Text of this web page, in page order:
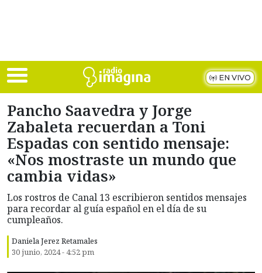
EN VIVO
Pancho Saavedra y Jorge
Zabaleta recuerdan a Toni
Espadas con sentido mensaje:
«Nos mostraste un mundo que
cambia vidas»
Los rostros de Canal 13 escribieron sentidos mensajes
para recordar al guía español en el día de su
cumpleaños.
Daniela Jerez Retamales
30 junio, 2024 - 4:52 pm